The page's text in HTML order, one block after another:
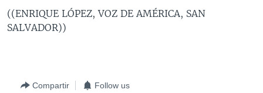
((ENRIQUE LÓPEZ, VOZ DE AMÉRICA, SAN
SALVADOR))
Compartir Follow us